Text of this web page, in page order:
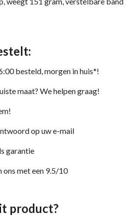
besteld, morgen in huis*!
maat? We helpen graag!
op uw e-mail
garantie
met een 9.5/10
product?